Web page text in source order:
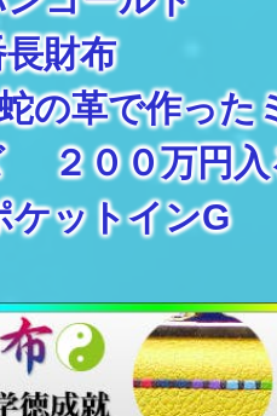
財布
の革で作った
２００万円入
ケットインG